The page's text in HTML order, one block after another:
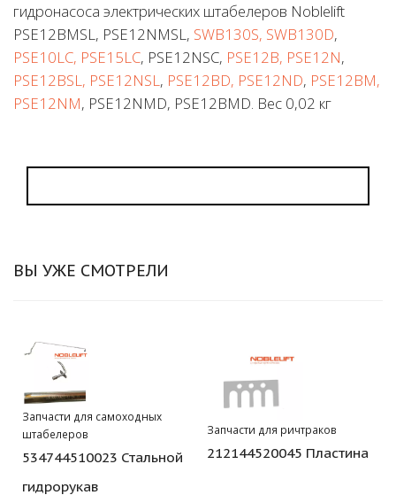
гидронасоса электрических штабелеров Noblelift
PSE12BMSL, PSE12NMSL, SWB130S, SWB130D,
PSE10LC, PSE15LC, PSE12NSC, PSE12B, PSE12N,
PSE12BSL, PSE12NSL, PSE12BD, PSE12ND, PSE12BM,
PSE12NM, PSE12NMD, PSE12BMD. Вес 0,02 кг
ВЫ УЖЕ СМОТРЕЛИ
Запчасти для самоходных
штабелеров
534744510023 Стальной
гидрорукав
Запчасти для ричтраков
212144520045 Пластина